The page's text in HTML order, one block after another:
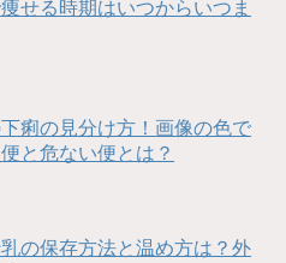
せる時期はいつからいつま
痢の見分け方！画像の色で
と危ない便とは？
の保存方法と温め方は？外